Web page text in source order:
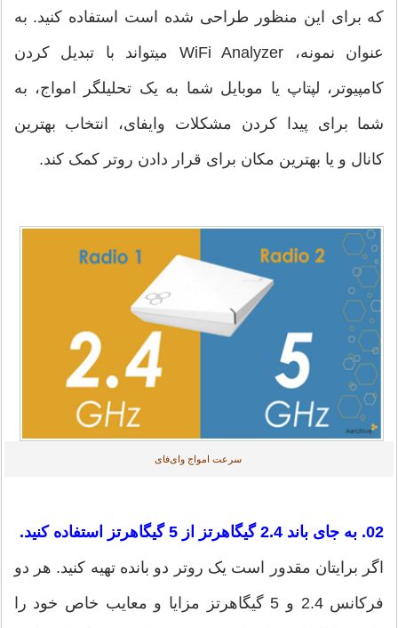
که برای این منظور طراحی شده است استفاده کنید. به
عنوان نمونه، WiFi Analyzer می‎تواند با تبدیل کردن
کامپیوتر، لپ‎تاپ یا موبایل شما به یک تحلیلگر امواج، به
شما برای پیدا کردن مشکلات وای‎فای‎‎، انتخاب بهترین
کانال و یا بهترین مکان برای قرار دادن روتر کمک کند.
سرعت امواج وای‌فای
02. به جای باند 2.4 گیگاهرتز از 5 گیگاهرتز استفاده کنید.
اگر برایتان مقدور است یک روتر دو بانده تهیه کنید. هر دو
فرکانس 2.4 و 5 گیگاهرتز مزایا و معایب خاص خود را